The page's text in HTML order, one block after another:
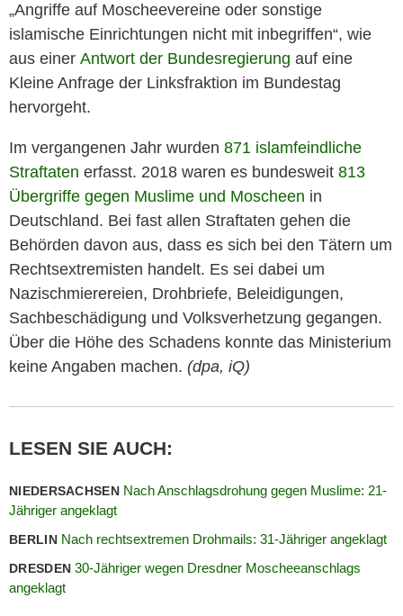
„Angriffe auf Moscheevereine oder sonstige
islamische Einrichtungen nicht mit inbegriffen“, wie
aus einer Antwort der Bundesregierung auf eine
Kleine Anfrage der Linksfraktion im Bundestag
hervorgeht.
Im vergangenen Jahr wurden 871 islamfeindliche
Straftaten erfasst. 2018 waren es bundesweit 813
Übergriffe gegen Muslime und Moscheen in
Deutschland. Bei fast allen Straftaten gehen die
Behörden davon aus, dass es sich bei den Tätern um
Rechtsextremisten handelt. Es sei dabei um
Nazischmierereien, Drohbriefe, Beleidigungen,
Sachbeschädigung und Volksverhetzung gegangen.
Über die Höhe des Schadens konnte das Ministerium
keine Angaben machen. (dpa, iQ)
LESEN SIE AUCH:
NIEDERSACHSEN Nach Anschlagsdrohung gegen Muslime: 21-
Jähriger angeklagt
BERLIN Nach rechtsextremen Drohmails: 31-Jähriger angeklagt
DRESDEN30-Jähriger wegen Dresdner Moscheeanschlags
angeklagt